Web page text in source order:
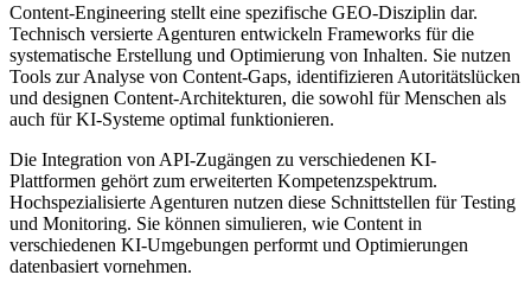
Content-Engineering stellt eine spezifische GEO-Disziplin dar.
Technisch versierte Agenturen entwickeln Frameworks für die
systematische Erstellung und Optimierung von Inhalten. Sie nutzen
Tools zur Analyse von Content-Gaps, identifizieren Autoritätslücken
und designen Content-Architekturen, die sowohl für Menschen als
auch für KI-Systeme optimal funktionieren.
Die Integration von API-Zugängen zu verschiedenen KI-
Plattformen gehört zum erweiterten Kompetenzspektrum.
Hochspezialisierte Agenturen nutzen diese Schnittstellen für Testing
und Monitoring. Sie können simulieren, wie Content in
verschiedenen KI-Umgebungen performt und Optimierungen
datenbasiert vornehmen.